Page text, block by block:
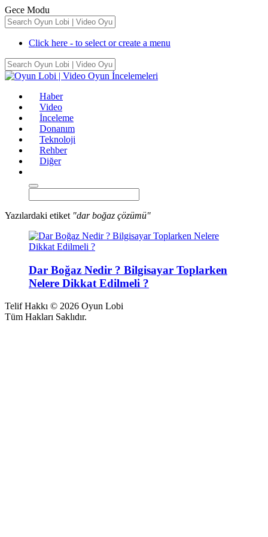
Gece Modu
Click here - to select or create a menu
Haber
Video
İnceleme
Donanım
Teknoloji
Rehber
Diğer
Yazılardaki etiket "dar boğaz çözümü"
Dar Boğaz Nedir ? Bilgisayar Toplarken
Nelere Dikkat Edilmeli ?
Telif Hakkı © 2026 Oyun Lobi
Tüm Hakları Saklıdır.